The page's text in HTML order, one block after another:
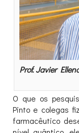
Prof. Javier
O que os
Pinto e colegas
farmacêutico